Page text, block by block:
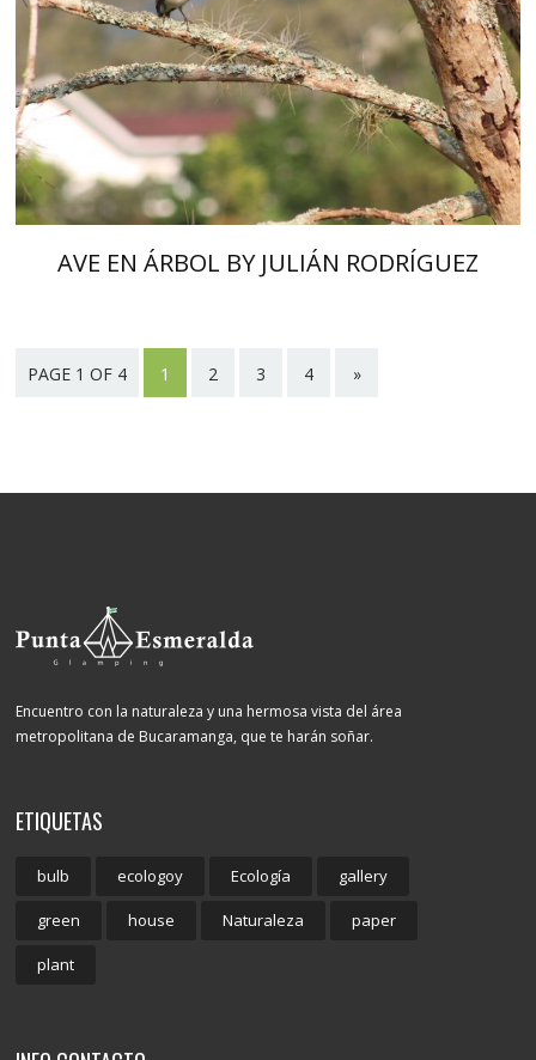
AVE EN ÁRBOL BY JULIÁN RODRÍGUEZ
PAGE 1 OF 4 1 2 3 4 »
Encuentro con la naturaleza y una hermosa vista del área
metropolitana de Bucaramanga, que te harán soñar.
ETIQUETAS
bulb ecologoy Ecología gallery
green house Naturaleza paper
plant